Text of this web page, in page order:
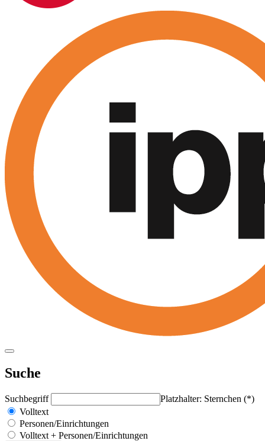
Suche
Suchbegriff
Platzhalter: Sternchen (*)
Volltext
Personen/Einrichtungen
Volltext + Personen/Einrichtungen